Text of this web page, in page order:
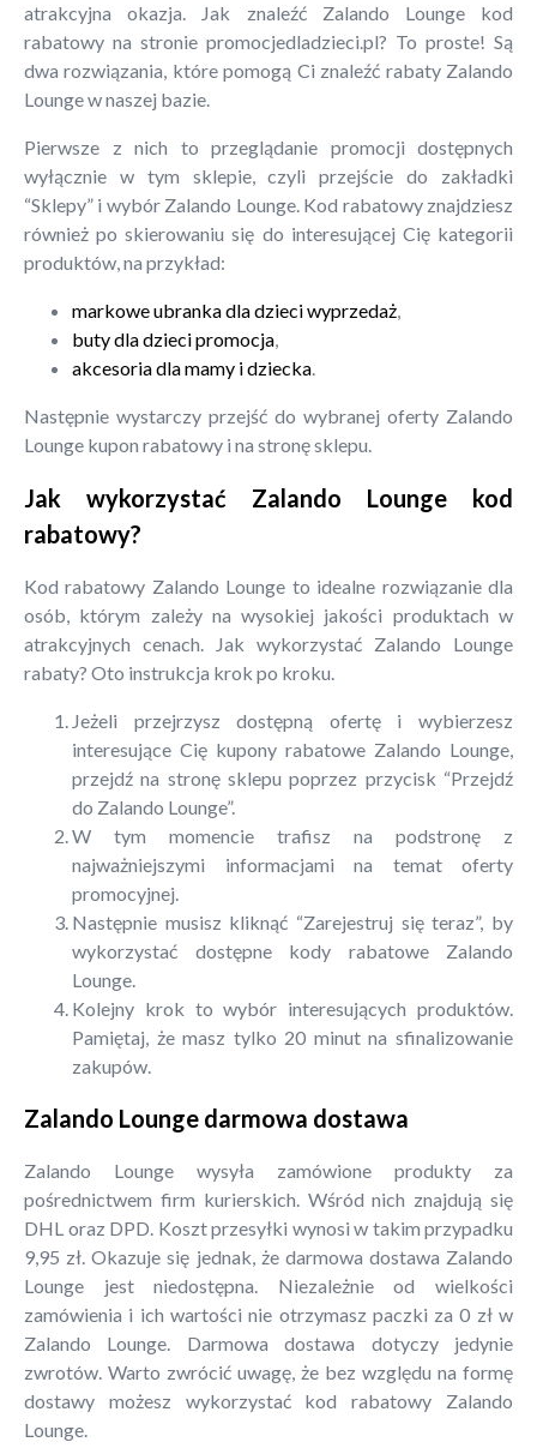
atrakcyjna okazja. Jak znaleźć Zalando Lounge kod
rabatowy na stronie promocjedladzieci.pl? To proste! Są
dwa rozwiązania, które pomogą Ci znaleźć rabaty Zalando
Lounge w naszej bazie.
Pierwsze z nich to przeglądanie promocji dostępnych
wyłącznie w tym sklepie, czyli przejście do zakładki
“Sklepy” i wybór Zalando Lounge. Kod rabatowy znajdziesz
również po skierowaniu się do interesującej Cię kategorii
produktów, na przykład:
markowe ubranka dla dzieci wyprzedaż,
buty dla dzieci promocja,
akcesoria dla mamy i dziecka.
Następnie wystarczy przejść do wybranej oferty Zalando
Lounge kupon rabatowy i na stronę sklepu.
Jak wykorzystać Zalando Lounge kod
rabatowy?
Kod rabatowy Zalando Lounge to idealne rozwiązanie dla
osób, którym zależy na wysokiej jakości produktach w
atrakcyjnych cenach. Jak wykorzystać Zalando Lounge
rabaty? Oto instrukcja krok po kroku.
Jeżeli przejrzysz dostępną ofertę i wybierzesz
interesujące Cię kupony rabatowe Zalando Lounge,
przejdź na stronę sklepu poprzez przycisk “Przejdź
do Zalando Lounge”.
W tym momencie trafisz na podstronę z
najważniejszymi informacjami na temat oferty
promocyjnej.
Następnie musisz kliknąć “Zarejestruj się teraz”, by
wykorzystać dostępne kody rabatowe Zalando
Lounge.
Kolejny krok to wybór interesujących produktów.
Pamiętaj, że masz tylko 20 minut na sfinalizowanie
zakupów.
Zalando Lounge darmowa dostawa
Zalando Lounge wysyła zamówione produkty za
pośrednictwem firm kurierskich. Wśród nich znajdują się
DHL oraz DPD. Koszt przesyłki wynosi w takim przypadku
9,95 zł. Okazuje się jednak, że darmowa dostawa Zalando
Lounge jest niedostępna. Niezależnie od wielkości
zamówienia i ich wartości nie otrzymasz paczki za 0 zł w
Zalando Lounge. Darmowa dostawa dotyczy jedynie
zwrotów. Warto zwrócić uwagę, że bez względu na formę
dostawy możesz wykorzystać kod rabatowy Zalando
Lounge.